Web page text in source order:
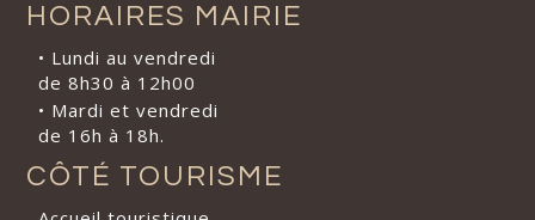
HORAIRES MAIRIE
• Lundi au vendredi
de 8h30 à 12h00
• Mardi et vendredi
de 16h à 18h.
CÔTÉ TOURISME